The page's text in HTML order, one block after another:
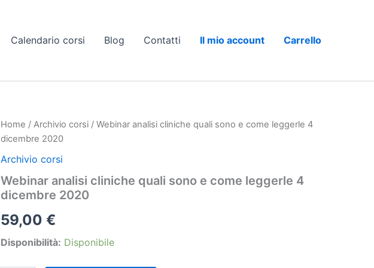
Calendario corsi Blog Contatti Il mio account Carrello
Home / Archivio corsi / Webinar analisi cliniche quali sono e come leggerle 4
dicembre 2020
Archivio corsi
Webinar analisi cliniche quali sono e come leggerle 4
dicembre 2020
59,00 €
Disponibilità: Disponibile